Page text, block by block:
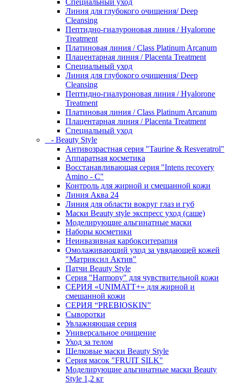
Специальный уход
Линия для глубокого очищения/ Deep
Cleansing
Пептидно-гиалуроновая линия / Hyalorone
Treatment
Платиновая линия / Class Platinum Arcanum
Плацентарная линия / Placenta Treatment
Специальный уход
Линия для глубокого очищения/ Deep
Cleansing
Пептидно-гиалуроновая линия / Hyalorone
Treatment
Платиновая линия / Class Platinum Arcanum
Плацентарная линия / Placenta Treatment
Специальный уход
- Beauty Style
Антивозрастная серия "Taurine & Resveratrol"
Аппаратная косметика
Восстанавливающая серия "Intens recovery
Amino - C"
Контроль для жирной и смешанной кожи
Линия Аква 24
Линия для области вокруг глаз и губ
Маски Beauty style экспресс уход (саше)
Моделирующие альгинатные маски
Наборы косметики
Неинвазивная карбокситерапия
Омолаживающий уход за увядающей кожей
"Матриксил Актив"
Патчи Beauty Style
Серия "Harmony" для чувствительной кожи
СЕРИЯ «UNIMATT+» для жирной и
смешанной кожи
СЕРИЯ “PREBIOSKIN”
Сыворотки
Увлажняющая серия
Универсальное очищение
Уход за телом
Шелковые маски Beauty Style
Серия масок "FRUIT SILK"
Моделирующие альгинатные маски Beauty
Style 1,2 кг